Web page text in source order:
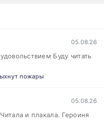
05.08.26
Буду читать
пожары
05.08.26
и плакала. Героиня